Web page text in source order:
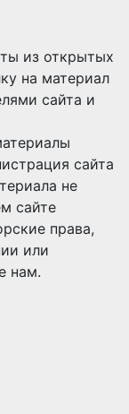
из открытых
на материал
сайта и
сайта
не
сайте
права,
или
нам.